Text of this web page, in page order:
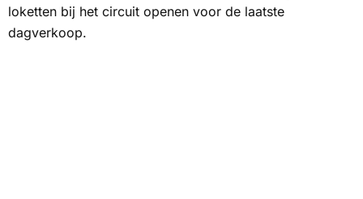
loketten bij het circuit openen voor de laatste
dagverkoop.